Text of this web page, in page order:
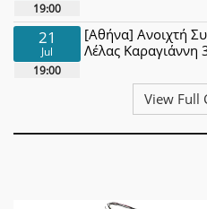
19:00
21
Jul
19:00
[Αθήνα] Ανοιχτή
Λέλας Καραγιάννη
View Full